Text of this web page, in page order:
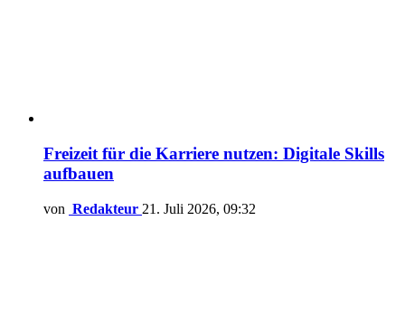
Freizeit für die Karriere nutzen: Digitale Skills
aufbauen
von Redakteur 21. Juli 2026, 09:32